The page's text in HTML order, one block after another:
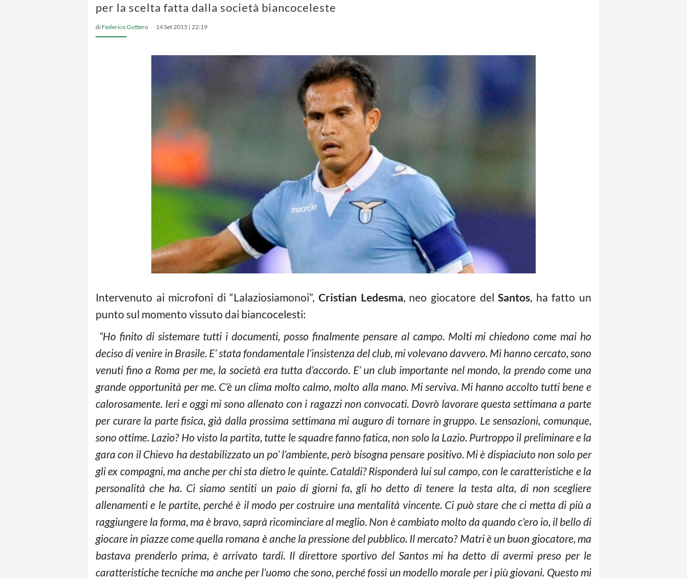
per la scelta fatta dalla società biancoceleste
di Federico Gottero 14 Set 2015 | 22:19
Intervenuto ai microfoni di “Lalaziosiamonoi”,Cristian Ledesma, neo giocatore delSantos, ha fatto un
punto sul momento vissuto dai biancocelesti:
“Ho finito di sistemare tutti i documenti, posso finalmente pensare al campo. Molti mi chiedono come mai ho
deciso di venire in Brasile. E’ stata fondamentale l’insistenza del club, mi volevano davvero. Mi hanno cercato, sono
venuti fino a Roma per me, la società era tutta d’accordo. E’ un club importante nel mondo, la prendo come una
grande opportunità per me. C’è un clima molto calmo, molto alla mano. Mi serviva. Mi hanno accolto tutti bene e
calorosamente. Ieri e oggi mi sono allenato con i ragazzi non convocati. Dovrò lavorare questa settimana a parte
per curare la parte fisica, già dalla prossima settimana mi auguro di tornare in gruppo. Le sensazioni, comunque,
sono ottime. Lazio? Ho visto la partita, tutte le squadre fanno fatica, non solo la Lazio. Purtroppo il preliminare e la
gara con il Chievo ha destabilizzato un po’ l’ambiente, però bisogna pensare positivo. Mi è dispiaciuto non solo per
gli ex compagni, ma anche per chi sta dietro le quinte. Cataldi? Risponderà lui sul campo, con le caratteristiche e la
personalità che ha. Ci siamo sentiti un paio di giorni fa, gli ho detto di tenere la testa alta, di non scegliere
allenamenti e le partite, perché è il modo per costruire una mentalità vincente. Ci può stare che ci metta di più a
raggiungere la forma, ma è bravo, saprà ricominciare al meglio. Non è cambiato molto da quando c’ero io, il bello di
giocare in piazze come quella romana è anche la pressione del pubblico. Il mercato? Matri è un buon giocatore, ma
bastava prenderlo prima, è arrivato tardi. Il direttore sportivo del Santos mi ha detto di avermi preso per le
caratteristiche tecniche ma anche per l’uomo che sono, perché fossi un modello morale per i più giovani. Questo mi